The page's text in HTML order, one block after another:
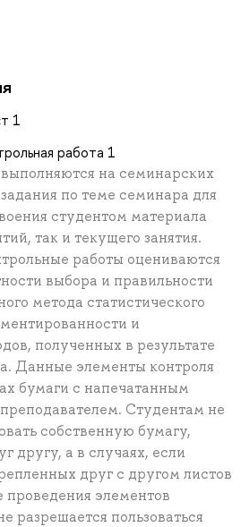
1
работа 1
на семинарских
по теме семинара для
студентом материала
так и текущего занятия.
работы оцениваются
выбора и правильности
метода статистического
и
полученных в результате
Данные элементы контроля
бумаги с напечатанным
Студентам не
собственную бумагу,
другу, а в случаях, если
друг с другом листов
проведения элементов
разрешается пользоваться